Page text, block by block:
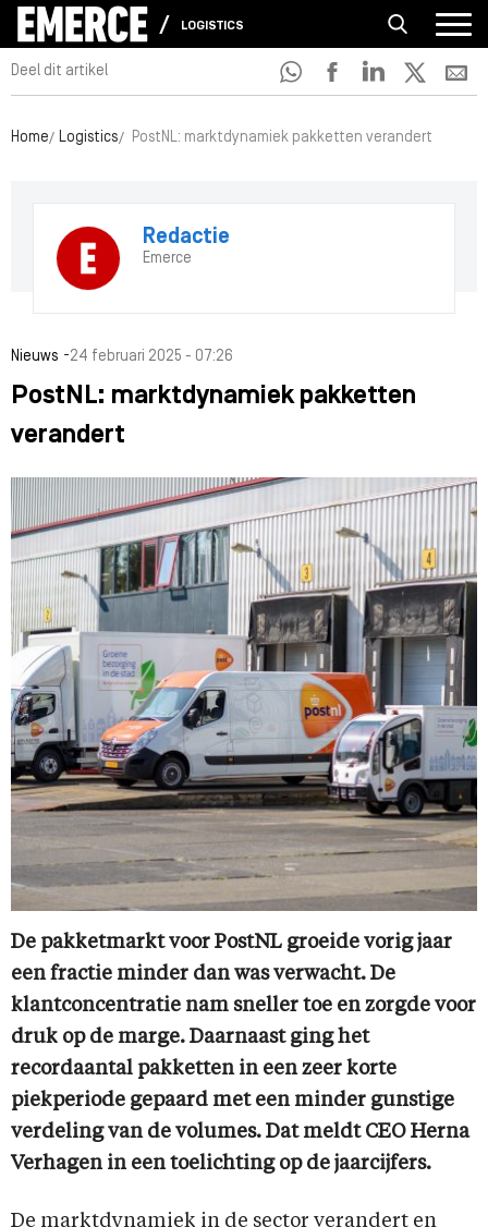
LOGISTICS
Deel dit artikel
Home Logistics PostNL: marktdynamiek pakketten verandert
Redactie
Emerce
Nieuws -24 februari 2025 - 07:26
PostNL: marktdynamiek pakketten
verandert
De pakketmarkt voor PostNL groeide vorig jaar
een fractie minder dan was verwacht. De
klantconcentratie nam sneller toe en zorgde voor
druk op de marge. Daarnaast ging het
recordaantal pakketten in een zeer korte
piekperiode gepaard met een minder gunstige
verdeling van de volumes. Dat meldt CEO Herna
Verhagen in een toelichting op de jaarcijfers.
De marktdynamiek in de sector verandert en